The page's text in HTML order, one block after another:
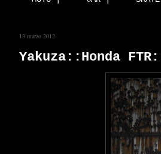
13 marzo 2012
Yakuza::Honda